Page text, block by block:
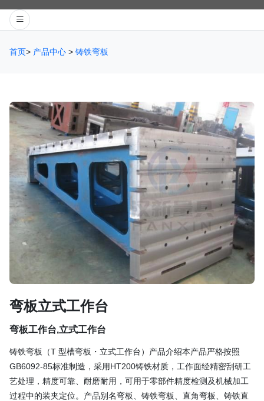
首页> 产品中心 > 铸铁弯板
弯板立式工作台
弯板工作台,立式工作台
铸铁弯板（T 型槽弯板・立式工作台）产品介绍本产品严格按照
GB6092-85标准制造，采用HT200铸铁材质，工作面经精密刮研工
艺处理，精度可靠、耐磨耐用，可用于零部件精度检测及机械加工
过程中的装夹定位。产品别名弯板、铸铁弯板、直角弯板、铸铁直